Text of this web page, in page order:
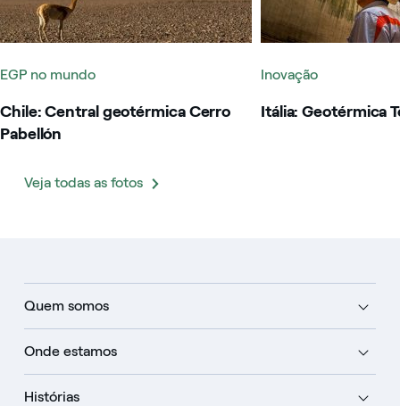
EGP no mundo
Chile: Central geotérmica Cerro
Pabellón
Inovação
Itália: Geotérmica
Veja todas as fotos
Quem somos
Onde estamos
Histórias